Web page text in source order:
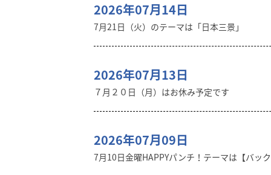
2026年07月14日
7月21日（火）のテーマは「日本三景」
2026年07月13日
７月２０日（月）はお休み予定です
2026年07月09日
7月10日金曜HAPPYパンチ！テーマは【バック